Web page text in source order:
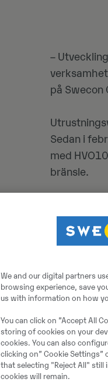
–
på Swecon
Sedan i
med
bränsle.
– Det
minska
välja ett
Målet
We and our digital partners
browsing experience, save
us with information on how
You can click on ”Accept All
storing of cookies on your
cookies. You can also
clicking on” Cookie Settings”
that selecting "Reject All" still
cookies will remain.